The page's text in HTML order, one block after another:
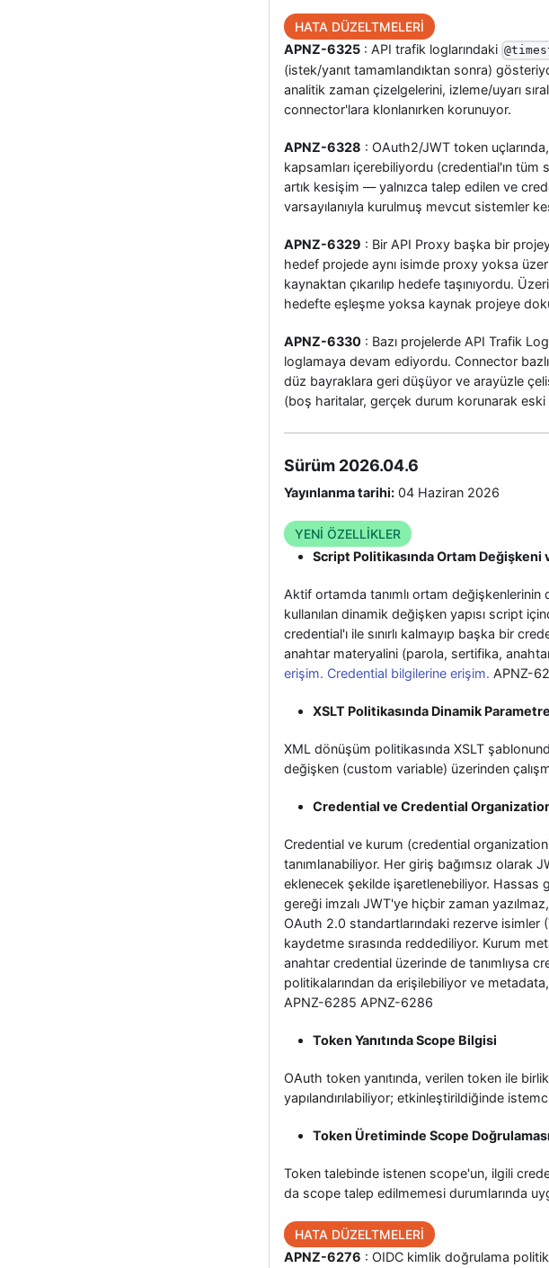
HATA DÜZELTMELERİ
APNZ-6325 : API trafik loglarındaki
(istek/yanıt tamamlandıktan sonra)
analitik zaman çizelgelerini, izleme/uyarı
connector'lara klonlanırken korunuyor.
APNZ-6328 : OAuth2/JWT token
kapsamları içerebiliyordu (credential'ın tüm
artık kesişim — yalnızca talep edilen ve
varsayılanıyla kurulmuş mevcut sistemler
APNZ-6329 : Bir API Proxy başka bir
hedef projede aynı isimde proxy yoksa
kaynaktan çıkarılıp hedefe taşınıyordu.
hedefte eşleşme yoksa kaynak projeye
APNZ-6330 : Bazı projelerde API Trafik
loglamaya devam ediyordu. Connector
düz bayraklara geri düşüyor ve arayüzle
(boş haritalar, gerçek durum korunarak eski
Sürüm 2026.04.6
Yayınlanma tarihi: 04 Haziran 2026
YENİ ÖZELLİKLER
Script Politikasında Ortam Değişkeni
Aktif ortamda tanımlı ortam
kullanılan dinamik değişken yapısı script
credential'ı ile sınırlı kalmayıp başka bir
anahtar materyalini (parola, sertifika,
erişim. Credential bilgilerine erişim. APNZ-
XSLT Politikasında Dinamik
XML dönüşüm politikasında XSLT
değişken (custom variable) üzerinden
Credential ve Credential
Credential ve kurum (credential
tanımlanabiliyor. Her giriş bağımsız olarak
eklenecek şekilde işaretlenebiliyor. Hassas
gereği imzalı JWT'ye hiçbir zaman
OAuth 2.0 standartlarındaki rezerve isimler
kaydetme sırasında reddediliyor. Kurum
anahtar credential üzerinde de tanımlıysa
politikalarından da erişilebiliyor ve
APNZ-6285 APNZ-6286
Token Yanıtında Scope Bilgisi
OAuth token yanıtında, verilen token ile
yapılandırılabiliyor; etkinleştirildiğinde
Token Üretiminde Scope Doğrulaması
Token talebinde istenen scope'un, ilgili
da scope talep edilmemesi durumlarında
HATA DÜZELTMELERİ
APNZ-6276 : OIDC kimlik doğrulama